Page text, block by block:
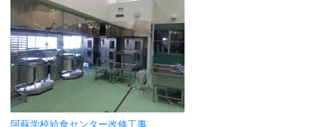
阿蘇学校給食センター改修工事